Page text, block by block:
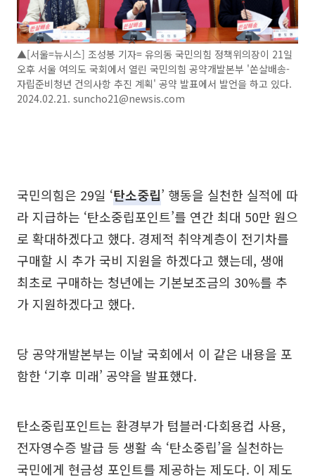
▲[서울=뉴시스] 조성봉 기자= 유의동 국민의힘 정책위의장이 21일
오후 서울 여의도 국회에서 열린 국민의힘 공약개발본부 '쏜살배송-
자립준비청년 건의사항 추진 계획' 공약 발표에서 발언을 하고 있다.
2024.02.21. suncho21@newsis.com
국민의힘은 29일 ‘탄소중립’ 행동을 실천한 실적에 따
라 지급하는 ‘탄소중립포인트’를 연간 최대 50만 원으
로 확대하겠다고 했다. 경제적 취약계층이 전기차를
구매할 시 추가 국비 지원을 하겠다고 했는데, 생애
최초로 구매하는 청년에는 기본보조금의 30%를 추
가 지원하겠다고 했다.
당 공약개발본부는 이날 국회에서 이 같은 내용을 포
함한 ‘기후 미래’ 공약을 발표했다.
탄소중립포인트는 환경부가 텀블러·다회용컵 사용,
전자영수증 발급 등 생활 속 ‘탄소중립’을 실천하는
국민에게 현금성 포인트를 제공하는 제도다. 이 제도